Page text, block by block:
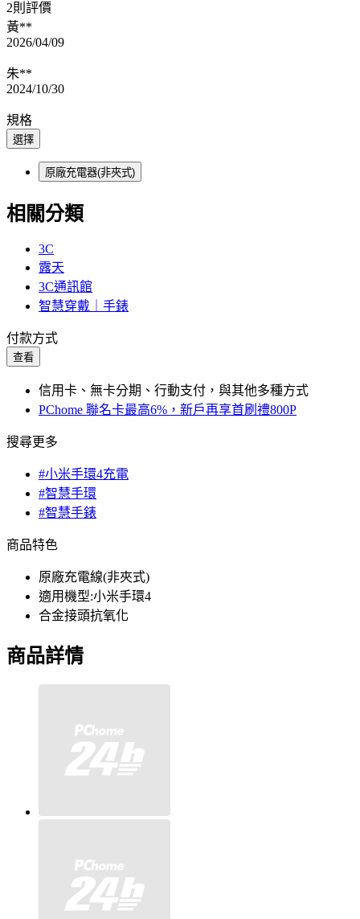
2則評價
黃**
2026/04/09
朱**
2024/10/30
規格
選擇
原廠充電器(非夾式)
相關分類
3C
露天
3C通訊館
智慧穿戴｜手錶
付款方式
查看
信用卡、無卡分期、行動支付，與其他多種方式
PChome 聯名卡最高6%，新戶再享首刷禮800P
搜尋更多
#小米手環4充電
#智慧手環
#智慧手錶
商品特色
原廠充電線(非夾式)
適用機型:小米手環4
合金接頭抗氧化
商品詳情